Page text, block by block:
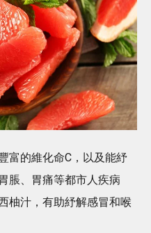
富的維化命C，以及能紓
脹、胃痛等都市人疾病
柚汁，有助紓解感冒和喉